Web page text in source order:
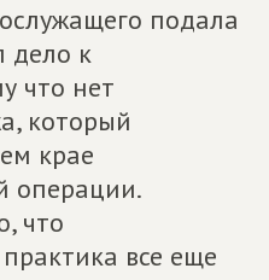
подала
дело к
что нет
который
крае
операции.
что
все еще